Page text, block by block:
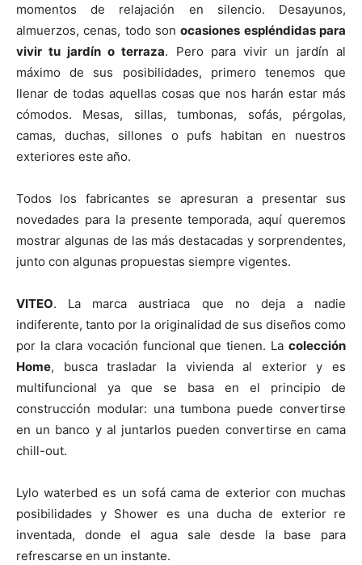
n n n n n
momentos de relajación en silencio. Desayunos,
almuerzos, cenas, todo sonocasiones espléndidas para
vivir tu jardín o terraza. Pero para vivir un jardín al
máximo de sus posibilidades, primero tenemos que
llenar de todas aquellas cosas que nos harán estar más
cómodos. Mesas, sillas, tumbonas, sofás, pérgolas,
camas, duchas, sillones o pufs habitan en nuestros
exteriores este año.
Todos los fabricantes se apresuran a presentar sus
novedades para la presente temporada, aquí queremos
mostrar algunas de las más destacadas y sorprendentes,
junto con algunas propuestas siempre vigentes.
VITEO. La marca austriaca que no deja a nadie
indiferente, tanto por la originalidad de sus diseños como
por la clara vocación funcional que tienen. La colección
Home, busca trasladar la vivienda al exterior y es
multifuncional ya que se basa en el principio de
construcción modular: una tumbona puede convertirse
en un banco y al juntarlos pueden convertirse en cama
chill-out.
Lylo waterbed es un sofá cama de exterior con muchas
posibilidades y Shower es una ducha de exterior re
inventada, donde el agua sale desde la base para
refrescarse en un instante.